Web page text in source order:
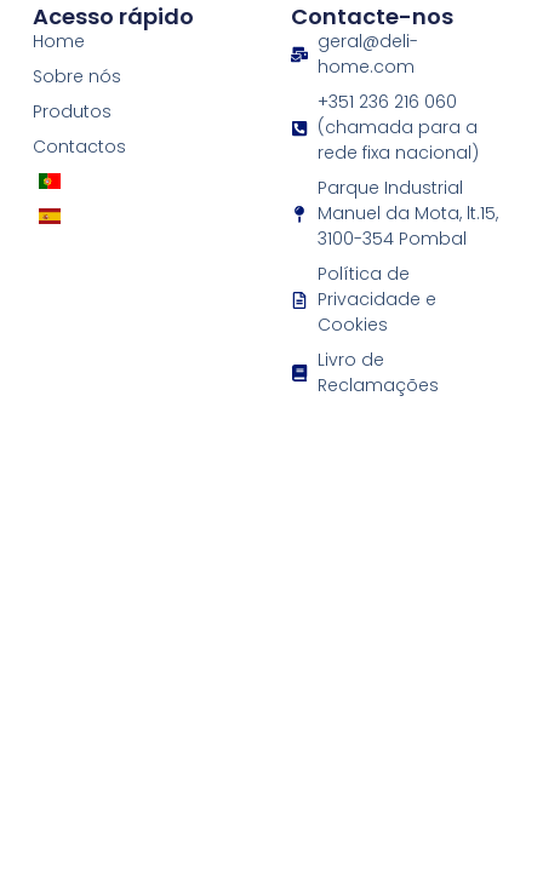
Acesso rápido
Home
Sobre nós
Produtos
Contactos
Contacte-nos
geral@deli-
home.com
+351 236 216 060
(chamada para a
rede fixa nacional)
Parque Industrial
Manuel da Mota, lt.15,
3100-354 Pombal
Política de
Privacidade e
Cookies
Livro de
Reclamações